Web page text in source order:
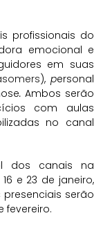
profissionais do
emocional e
em suas
),personal
.Ambos serão
com aulas
no canal
dos canais na
e 23 de janeiro,
serão
fevereiro.